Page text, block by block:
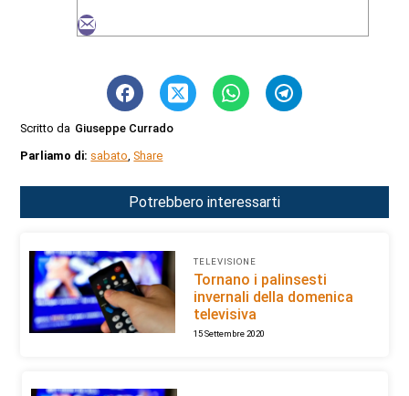
Scritto da Giuseppe Currado
Parliamo di: sabato ,Share
Potrebbero interessarti
TELEVISIONE
Tornano i palinsesti
invernali della domenica
televisiva
15 Settembre 2020